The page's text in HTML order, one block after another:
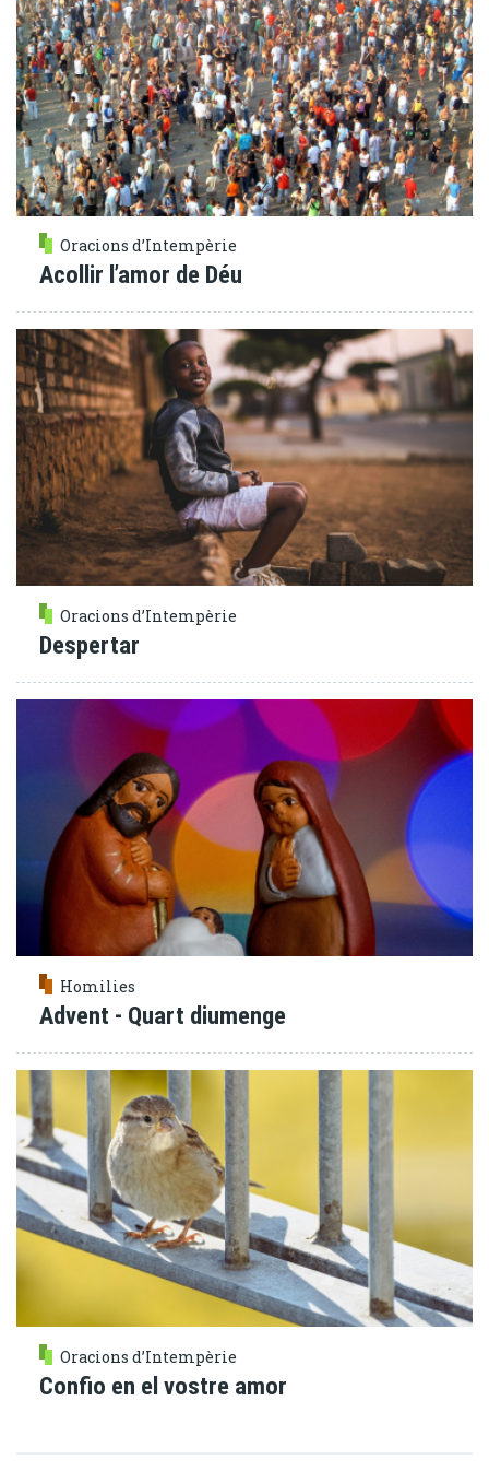
Oracions d’Intempèrie
Acollir l’amor de Déu
Oracions d’Intempèrie
Despertar
Homilies
Advent - Quart diumenge
Oracions d’Intempèrie
Confio en el vostre amor